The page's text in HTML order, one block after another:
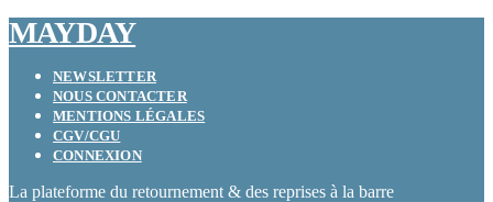
MAYDAY
NEWSLETTER
NOUS CONTACTER
MENTIONS LÉGALES
CGV/CGU
CONNEXION
La plateforme du retournement & des reprises à la barre